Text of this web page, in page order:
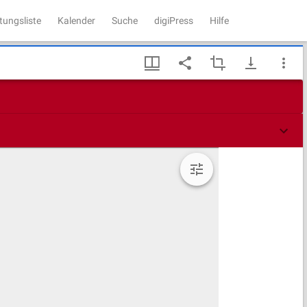
Kalender Suche digiPress Hilfe